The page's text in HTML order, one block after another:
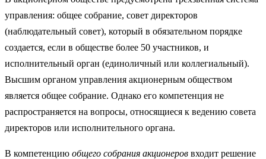
управления: общее собрание, совет директоров
(наблюдательный совет), который в обязательном порядке
создается, если в обще­стве более 50 участников, и
исполнительный орган (единолич­ный или коллегиальный).
Высшим органом управления акционерным обществом
является общее собрание. Однако его компетенция не
распространяется на вопросы, относящиеся к ведению совета
директоров или исполнительного органа.
В компетенцию общего собрания акционеров входит решение